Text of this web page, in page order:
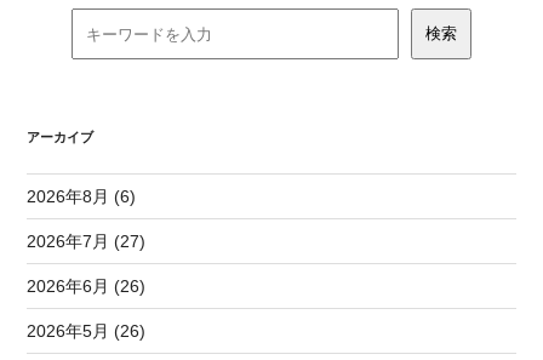
アーカイブ
2026年8月 (6)
2026年7月 (27)
2026年6月 (26)
2026年5月 (26)